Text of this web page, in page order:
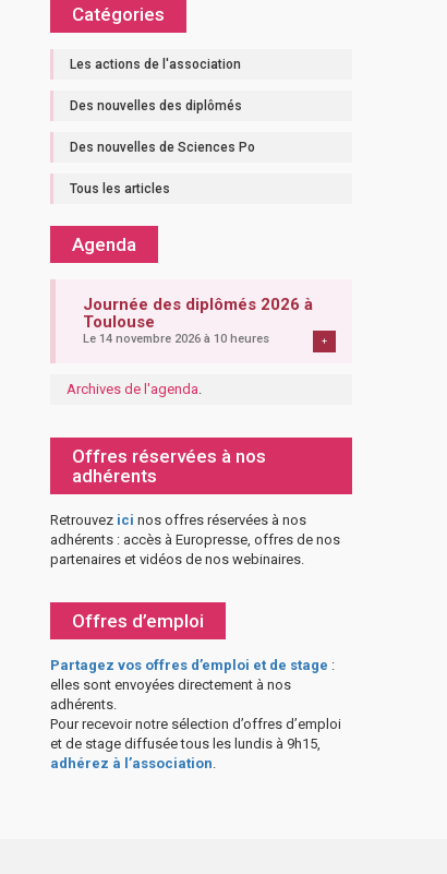
Catégories
Les actions de l'association
Des nouvelles des diplômés
Des nouvelles de Sciences Po
Tous les articles
Agenda
Journée des diplômés 2026 à
Toulouse
Le 14 novembre 2026 à 10 heures +
Archives de l'agenda.
Offres réservées à nos
adhérents
Retrouvez ici nos offres réservées à nos
adhérents : accès à Europresse, offres de nos
partenaires et vidéos de nos webinaires.
Offres d’emploi
Partagez vos offres d’emploi et de stage :
elles sont envoyées directement à nos
adhérents.
Pour recevoir notre sélection d’offres d’emploi
et de stage diffusée tous les lundis à 9h15,
adhérez à l’association.